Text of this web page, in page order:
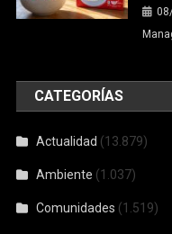
CATEGORÍAS
Actualidad (13.879)
Ambiente (1.037)
Comunidades (1.519)